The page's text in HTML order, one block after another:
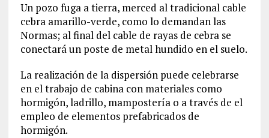
Un pozo fuga a tierra, merced al tradicional cable
cebra amarillo-verde, como lo demandan las
Normas; al final del cable de rayas de cebra se
conectará un poste de metal hundido en el suelo.
La realización de la dispersión puede celebrarse
en el trabajo de cabina con materiales como
hormigón, ladrillo, mampostería o a través de el
empleo de elementos prefabricados de
hormigón.